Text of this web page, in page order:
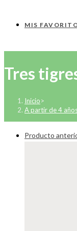
MIS
Tres
Inicio>
A partir de 4
Producto